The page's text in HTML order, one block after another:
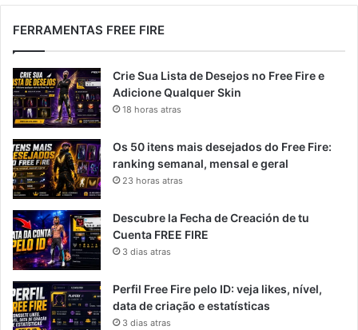
FERRAMENTAS FREE FIRE
Crie Sua Lista de Desejos no Free Fire e
Adicione Qualquer Skin
18 horas atras
Os 50 itens mais desejados do Free Fire:
ranking semanal, mensal e geral
23 horas atras
Descubre la Fecha de Creación de tu
Cuenta FREE FIRE
3 dias atras
Perfil Free Fire pelo ID: veja likes, nível,
data de criação e estatísticas
3 dias atras